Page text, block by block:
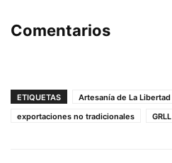
Comentarios
ETIQUETAS
Artesanía de La Libertad
exportaciones no tradicionales
GRLL